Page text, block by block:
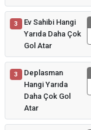
3
Ev Sahibi Hangi
Yarıda Daha Çok
Gol Atar
3
Deplasman
Hangi Yarıda
Daha Çok Gol
Atar